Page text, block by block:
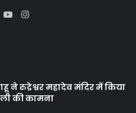
Instagram
ने रुद्रेश्वर महादेव मंदिर में किया
की कामना